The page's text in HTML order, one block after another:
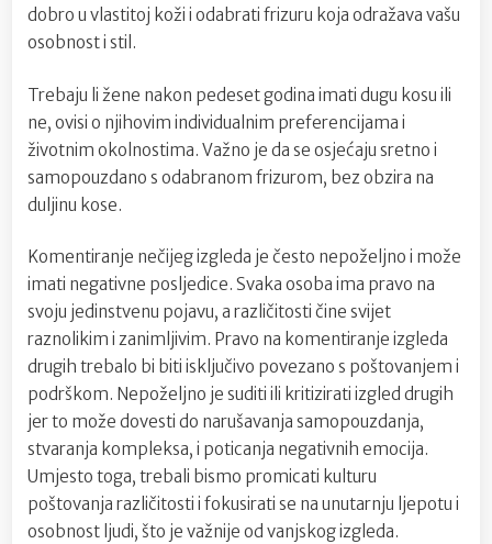
dobro u vlastitoj koži i odabrati frizuru koja odražava vašu
osobnost i stil.
Trebaju li žene nakon pedeset godina imati dugu kosu ili
ne, ovisi o njihovim individualnim preferencijama i
životnim okolnostima. Važno je da se osjećaju sretno i
samopouzdano s odabranom frizurom, bez obzira na
duljinu kose.
Komentiranje nečijeg izgleda je često nepoželjno i može
imati negativne posljedice. Svaka osoba ima pravo na
svoju jedinstvenu pojavu, a različitosti čine svijet
raznolikim i zanimljivim. Pravo na komentiranje izgleda
drugih trebalo bi biti isključivo povezano s poštovanjem i
podrškom. Nepoželjno je suditi ili kritizirati izgled drugih
jer to može dovesti do narušavanja samopouzdanja,
stvaranja kompleksa, i poticanja negativnih emocija.
Umjesto toga, trebali bismo promicati kulturu
poštovanja različitosti i fokusirati se na unutarnju ljepotu i
osobnost ljudi, što je važnije od vanjskog izgleda.